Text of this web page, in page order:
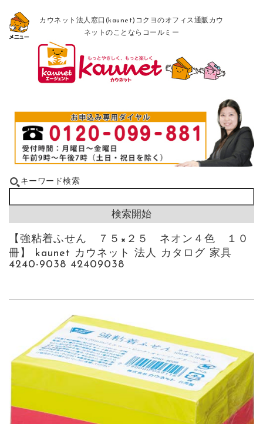
カウネット法人窓口(kaunet)コクヨのオフィス通販カウ
ネットのことならコールミー
キーワード検索
【強粘着ふせん ７５×２５ ネオン４色 １０
冊】 kaunet カウネット 法人 カタログ 家具
4240-9038 42409038